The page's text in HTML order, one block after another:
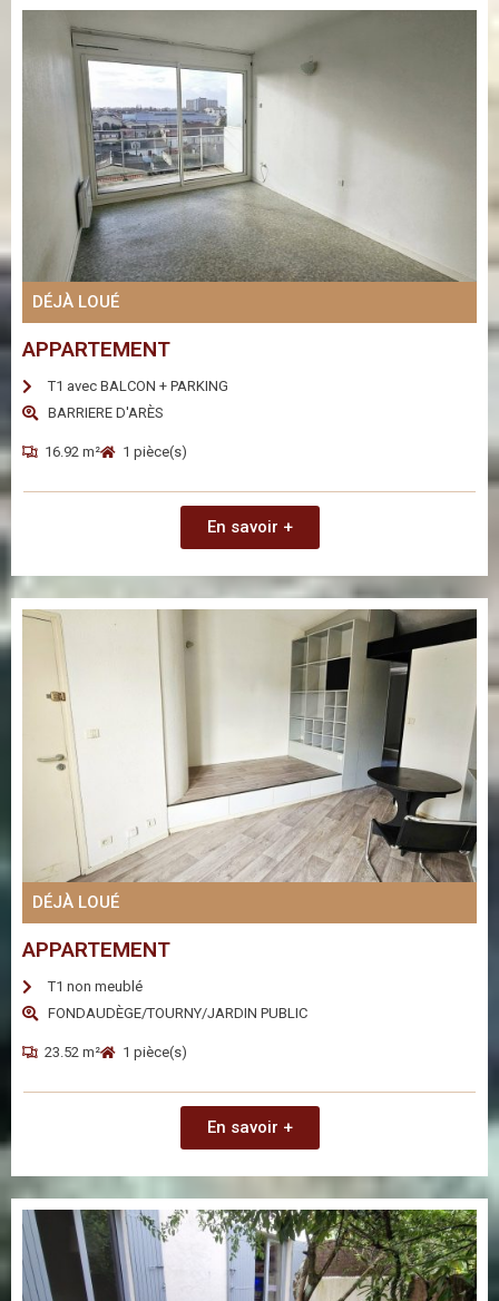
DÉJÀ LOUÉ
APPARTEMENT
T1 avec BALCON + PARKING
BARRIERE D'ARÈS
16.92 m² 1 pièce(s)
En savoir +
DÉJÀ LOUÉ
APPARTEMENT
T1 non meublé
FONDAUDÈGE/TOURNY/JARDIN PUBLIC
23.52 m² 1 pièce(s)
En savoir +